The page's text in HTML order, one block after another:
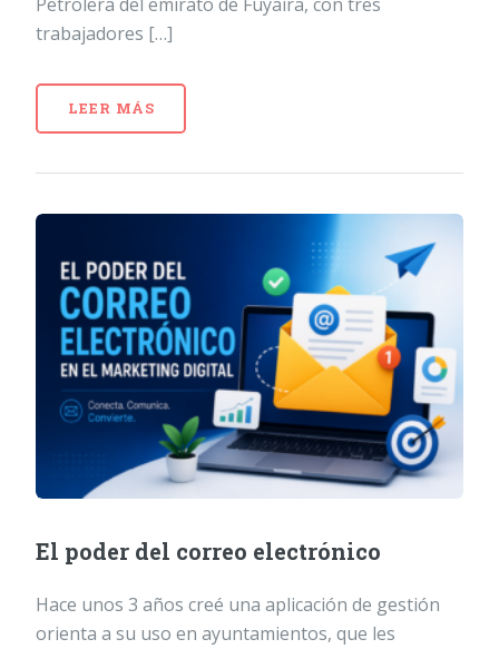
trabajadores […]
LEER MÁS
El poder del correo electrónico
Hace unos 3 años creé una aplicación de gestión
orienta a su uso en ayuntamientos, que les